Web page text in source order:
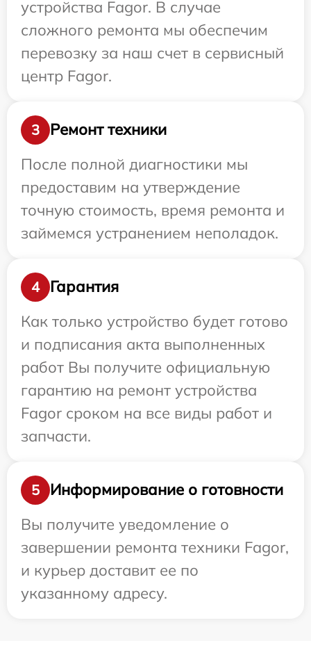
устройства Fagor. В случае
сложного ремонта мы обеспечим
перевозку за наш счет в сервисный
центр Fagor.
3
Ремонт техники
После полной диагностики мы
предоставим на утверждение
точную стоимость, время ремонта и
займемся устранением неполадок.
4
Гарантия
Как только устройство будет готово
и подписания акта выполненных
работ Вы получите официальную
гарантию на ремонт устройства
Fagor сроком на все виды работ и
запчасти.
5
Информирование о готовности
Вы получите уведомление о
завершении ремонта техники Fagor,
и курьер доставит ее по
указанному адресу.